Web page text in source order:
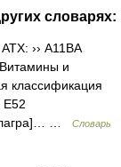
словарях:
›› A11BA
и
классификация
E52
…
Словарь